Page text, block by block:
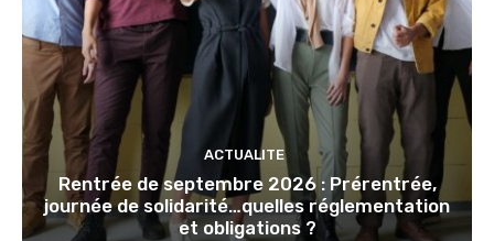
ACTUALITE
Rentrée de septembre 2026 : Prérentrée,
journée de solidarité…quelles réglementation
et obligations ?